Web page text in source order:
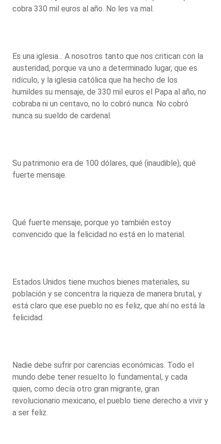
cobra 330 mil euros al año. No les va mal.
Es una iglesia... A nosotros tanto que nos critican con la
austeridad, porque va uno a determinado lugar, que es
ridículo, y la iglesia católica que ha hecho de los
humildes su mensaje, de 330 mil euros el Papa al año, no
cobraba ni un centavo, no lo cobró nunca. No cobró
nunca su sueldo de cardenal.
Su patrimonio era de 100 dólares, qué (inaudible), qué
fuerte mensaje.
Qué fuerte mensaje, porque yo también estoy
convencido que la felicidad no está en lo material.
Estados Unidos tiene muchos bienes materiales, su
población y se concentra la riqueza de manera brutal, y
está claro que ese pueblo no es feliz, que ahí no está la
felicidad.
Nadie debe sufrir por carencias económicas. Todo el
mundo debe tener resuelto lo fundamental, y cada
quien, como decía otro gran migrante, gran
revolucionario mexicano, el pueblo tiene derecho a vivir y
a ser feliz.